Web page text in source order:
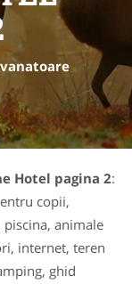
Hotel pagina 2:
copii,
animale
internet, teren
ghid